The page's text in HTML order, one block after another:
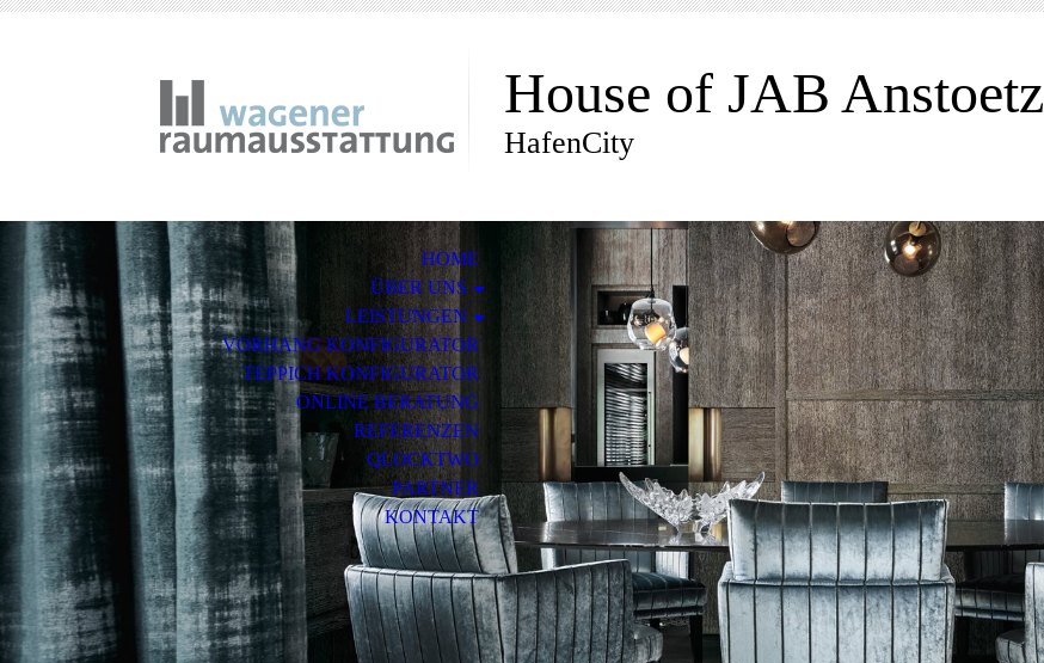
House of JAB Anstoetz
HafenCity
HOME
ÜBER UNS
LEISTUNGEN
VORHANG KONFIGURATOR
TEPPICH KONFIGURATOR
ONLINE BERATUNG
REFERENZEN
QLOCKTWO
PARTNER
KONTAKT